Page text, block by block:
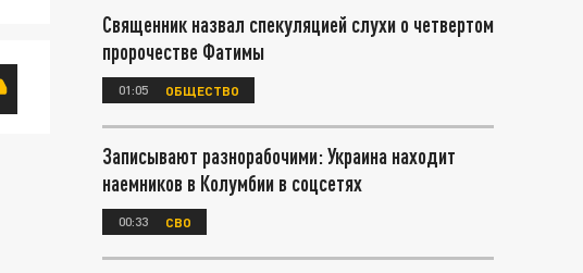
Священник назвал спекуляцией слухи о четвертом
пророчестве Фатимы
01:05 ОБЩЕСТВО
Записывают разнорабочими: Украина находит
наемников в Колумбии в соцсетях
00:33 СВО